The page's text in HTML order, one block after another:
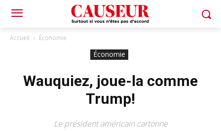
Accueil Économie
Économie
Wauquiez, joue-la comme
Trump!
Le président américain cartonne